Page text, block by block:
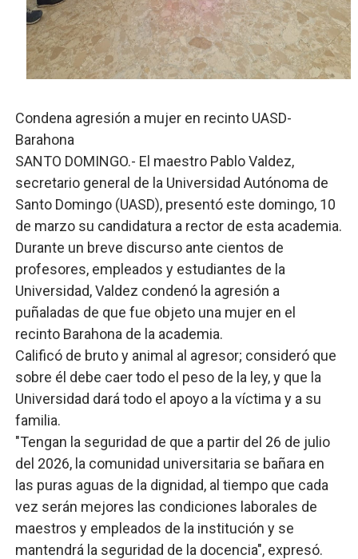
Digecac realizará Primer Festival de Plantas 2026
Josefa Castillo: Liderazgo y Transformación Social al
Operativo Interinstitucional “Compromiso Ambiental
Trabajadores de la prensa y Obispado de la Provincia
Condena agresión a mujer en recinto UASD-
Barahona
SANTO DOMINGO.- El maestro Pablo Valdez,
secretario general de la Universidad Autónoma de
Santo Domingo (UASD), presentó este domingo, 10
de marzo su candidatura a rector de esta academia.
Durante un breve discurso ante cientos de
profesores, empleados y estudiantes de la
Universidad, Valdez condenó la agresión a
puñaladas de que fue objeto una mujer en el
recinto Barahona de la academia.
Calificó de bruto y animal al agresor; consideró que
sobre él debe caer todo el peso de la ley, y que la
Universidad dará todo el apoyo a la víctima y a su
familia.
"Tengan la seguridad de que a partir del 26 de julio
del 2026, la comunidad universitaria se bañara en
las puras aguas de la dignidad, al tiempo que cada
vez serán mejores las condiciones laborales de
maestros y empleados de la institución y se
mantendrá la seguridad de la docencia", expresó.